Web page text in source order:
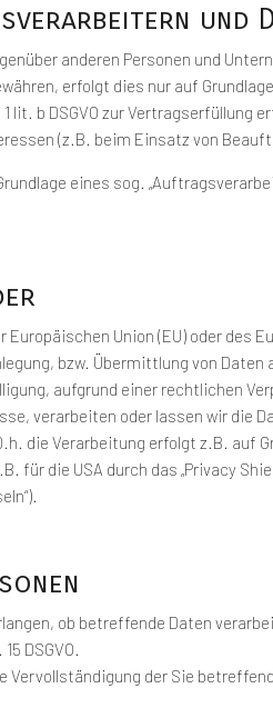
und
anderen Personen und
erfolgt dies nur auf
lit. b DSGVO zur
(z.B. beim Einsatz von
eines sog.
Union (EU) oder
bzw. Übermittlung von
aufgrund einer rechtlichen
verarbeiten oder lassen wir die
die Verarbeitung erfolgt z.B. auf
für die USA durch das „Privacy
ob betreffende Daten
DSGVO.
Vervollständigung der Sie